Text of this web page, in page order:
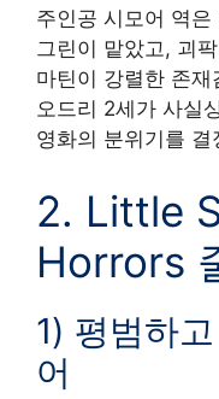
주인공 시모어 역
그린이 맡았고, 괴
마틴이 강렬한 존
오드리 2세가 사실
영화의 분위기를
2. Little
Horrors
1) 평범하
어